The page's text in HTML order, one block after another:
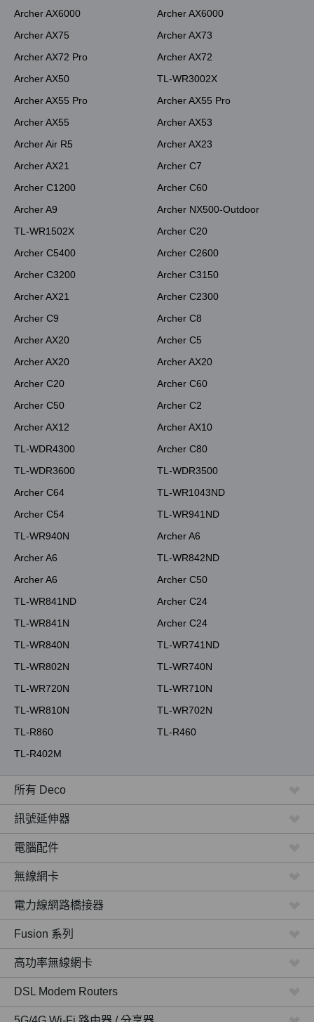
Archer AX6000
Archer AX6000
Archer AX75
Archer AX73
Archer AX72 Pro
Archer AX72
Archer AX50
TL-WR3002X
Archer AX55 Pro
Archer AX55 Pro
Archer AX55
Archer AX53
Archer Air R5
Archer AX23
Archer AX21
Archer C7
Archer C1200
Archer C60
Archer A9
Archer NX500-Outdoor
TL-WR1502X
Archer C20
Archer C5400
Archer C2600
Archer C3200
Archer C3150
Archer AX21
Archer C2300
Archer C9
Archer C8
Archer AX20
Archer C5
Archer AX20
Archer AX20
Archer C20
Archer C60
Archer C50
Archer C2
Archer AX12
Archer AX10
TL-WDR4300
Archer C80
TL-WDR3600
TL-WDR3500
Archer C64
TL-WR1043ND
Archer C54
TL-WR941ND
TL-WR940N
Archer A6
Archer A6
TL-WR842ND
Archer A6
Archer C50
TL-WR841ND
Archer C24
TL-WR841N
Archer C24
TL-WR840N
TL-WR741ND
TL-WR802N
TL-WR740N
TL-WR720N
TL-WR710N
TL-WR810N
TL-WR702N
TL-R860
TL-R460
TL-R402M
所有 Deco
訊號延伸器
電腦配件
無線網卡
電力線網路橋接器
Fusion 系列
高功率無線網卡
DSL Modem Routers